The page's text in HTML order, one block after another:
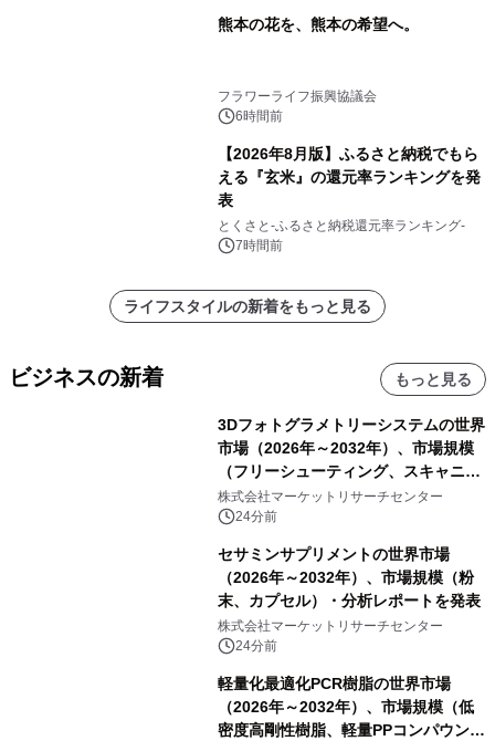
熊本の花を、熊本の希望へ。
フラワーライフ振興協議会
6時間前
【2026年8月版】ふるさと納税でもら
える『玄米』の還元率ランキングを発
表
とくさと-ふるさと納税還元率ランキング-
7時間前
ライフスタイルの新着をもっと見る
ビジネスの新着 もっと見る
3Dフォトグラメトリーシステムの世界
市場（2026年～2032年）、市場規模
（フリーシューティング、スキャニン
グ、その他）・分析レポートを発表
株式会社マーケットリサーチセンター
24分前
セサミンサプリメントの世界市場
（2026年～2032年）、市場規模（粉
末、カプセル）・分析レポートを発表
株式会社マーケットリサーチセンター
24分前
軽量化最適化PCR樹脂の世界市場
（2026年～2032年）、市場規模（低
密度高剛性樹脂、軽量PPコンパウン